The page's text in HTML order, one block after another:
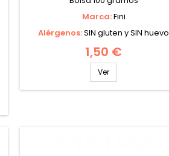
Marca:Fini
Alérgenos:SIN gluten y SIN huevo
1,50 €
Ver